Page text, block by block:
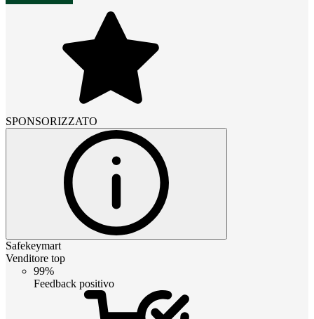
SPONSORIZZATO
Safekeymart
Venditore top
99%
Feedback positivo